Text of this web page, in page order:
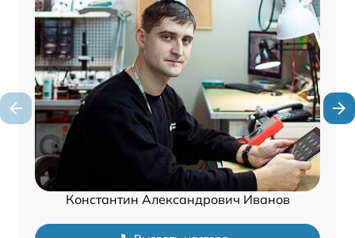
Константин Александрович Иванов